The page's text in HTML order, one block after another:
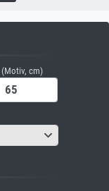
(Motiv, cm)